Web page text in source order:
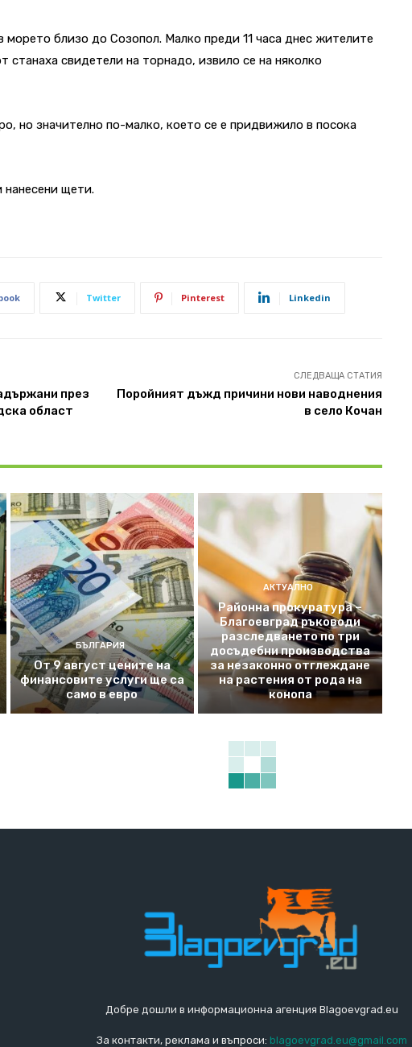
морето близо до Созопол. Малко преди 11 часа днес жителите
станаха свидетели на торнадо, извило се на няколко
но значително по-малко, което се е придвижило в посока
нанесени щети.
Twitter Pinterest Linkedin
през
област
СЛЕДВАЩА СТАТИЯ
Поройният дъжд причини нови наводнения
в село Кочан
БЪЛГАРИЯ
От 9 август цените на
финансовите услуги ще са
само в евро
АКТУАЛНО
Районна прокуратура –
Благоевград ръководи
разследването по три
досъдебни производства
за незаконно отглеждане
на растения от рода на
конопа
Добре дошли в информационна агенция Blagoevgrad.eu
За контакти, реклама и въпроси: blagoevgrad.eu@gmail.com